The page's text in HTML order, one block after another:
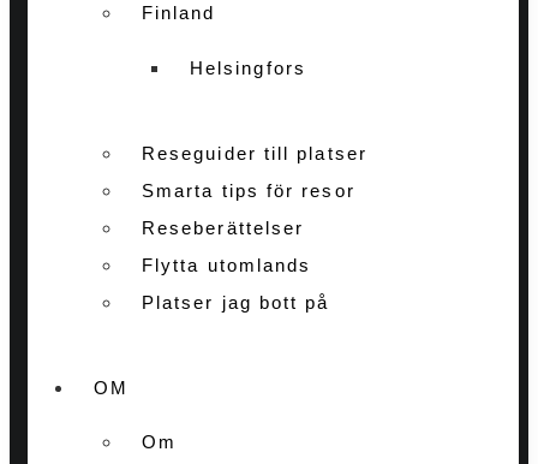
Finland
Helsingfors
Reseguider till platser
Smarta tips för resor
Reseberättelser
Flytta utomlands
Platser jag bott på
OM
Om